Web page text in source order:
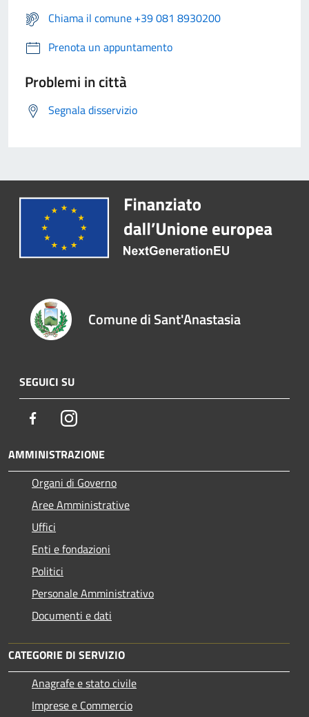
Chiama il comune +39 081 8930200
Prenota un appuntamento
Problemi in città
Segnala disservizio
Comune di Sant'Anastasia
SEGUICI SU
FacebookInstagram
AMMINISTRAZIONE
Organi di Governo
Aree Amministrative
Uffici
Enti e fondazioni
Politici
Personale Amministrativo
Documenti e dati
CATEGORIE DI SERVIZIO
Anagrafe e stato civile
Imprese e Commercio